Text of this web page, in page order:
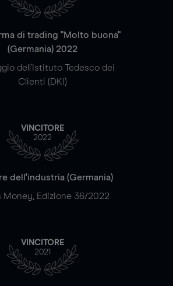
di trading "Molto buona"
(Germania) 2022
dell'Istituto Tedesco dei
Clienti (DKI)
VINCITORE
2022
dell'industria (Germania)
Money, Edizione 36/2022
VINCITORE
2021